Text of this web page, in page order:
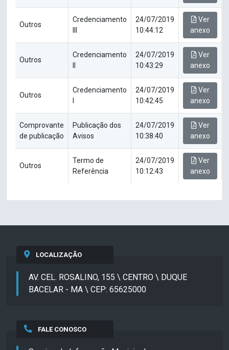
Outros
Credenciamento
24/07/2019
10:44:12
Ver
anexo
Outros
Credenciamento
24/07/2019
10:43:29
Ver
anexo
Outros
Credenciamento
24/07/2019
10:42:45
Ver
anexo
Comprovante
de publicação
Publicação dos
Avisos
24/07/2019
10:38:40
Ver
anexo
Outros
Termo de
Referência
24/07/2019
10:12:43
Ver
anexo
LOCALIZAÇÃO
AV. CEL. ROSALINO, 155 \ CENTRO \ DUQUE
BACELAR - MA \ CEP: 65625000
FALE CONOSCO